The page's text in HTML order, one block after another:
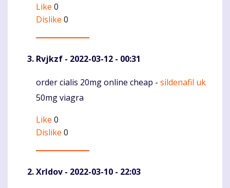
Like 0
Dislike 0
Rvjkzf - 2022-03-12 - 00:31
Komentaras
order cialis 20mg online cheap - sildenafil uk
50mg viagra
Like 0
Dislike 0
Xrldov - 2022-03-10 - 22:03